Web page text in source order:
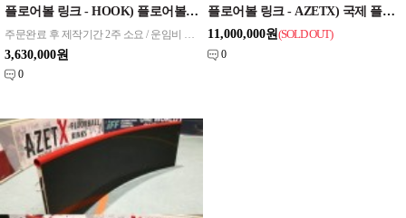
플로어볼 링크 - HOOK) 플로어볼 링크(1,8m 일자형보드:42개 + 1.2m 코너형보드:8개 + 철재보관차 1대 구성)
주문완료 후 제작기간 2주 소요 / 운임비 별도
3,630,000원
0
플로어볼 링크 - AZETX) 국제 플로어볼 링크 [AZETX-A(Black)-28x16m]
11,000,000원(SOLD OUT)
0